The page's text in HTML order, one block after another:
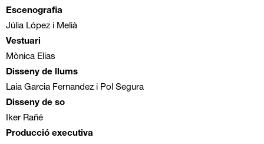
Escenografia
Júlia López i Melià
Vestuari
Mònica Elias
Disseny de llums
Laia Garcia Fernandez i Pol Segura
Disseny de so
Iker Rañé
Producció executiva